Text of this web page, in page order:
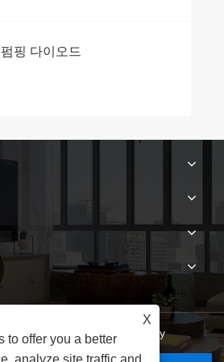
핑 다이오드
| RSS | Privacy Policy
X
to offer you a better
analyze site traffic and